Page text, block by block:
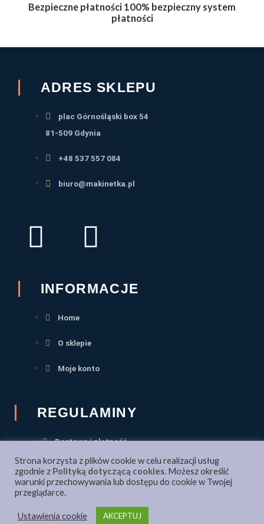
Bezpieczne płatności 100% bezpieczny system
płatności
ADRES SKLEPU
plac Górnośląski box 54
81-509 Gdynia
+48 537 557 084
biuro@makinetka.pl
F
c
e
b
o
o
k
-
f
I
s
a
g
r
a
m
INFORMACJE
Home
O sklepie
Moje konto
REGULAMINY
Dostawa i płatność
Regulamin
Polityka prywatności
Strona korzysta z plików cookie w celu realizacji usług
zgodnie z Polityką dotyczącą cookies. Możesz określić
warunki przechowywania lub dostępu do cookie w Twojej
przeglądarce.
Ustawienia cookie AKCEPTUJ